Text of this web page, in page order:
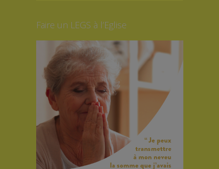
Faire un LEGS à l’Eglise